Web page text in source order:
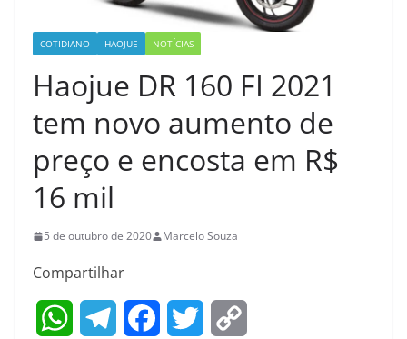
COTIDIANO HAOJUE NOTÍCIAS
Haojue DR 160 FI 2021
tem novo aumento de
preço e encosta em R$
16 mil
5 de outubro de 2020 Marcelo Souza
Compartilhar
W